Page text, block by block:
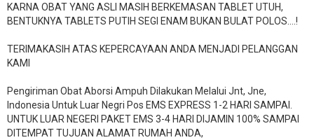
KARNA OBAT YANG ASLI MASIH BERKEMASAN TABLET UTUH,
BENTUKNYA TABLETS PUTIH SEGI ENAM BUKAN BULAT POLOS….!
TERIMAKASIH ATAS KEPERCAYAAN ANDA MENJADI PELANGGAN
KAMI
Pengiriman Obat Aborsi Ampuh Dilakukan Melalui Jnt, Jne,
Indonesia Untuk Luar Negri Pos EMS EXPRESS 1-2 HARI SAMPAI.
UNTUK LUAR NEGERI PAKET EMS 3-4 HARI DIJAMIN 100% SAMPAI
DITEMPAT TUJUAN ALAMAT RUMAH ANDA,